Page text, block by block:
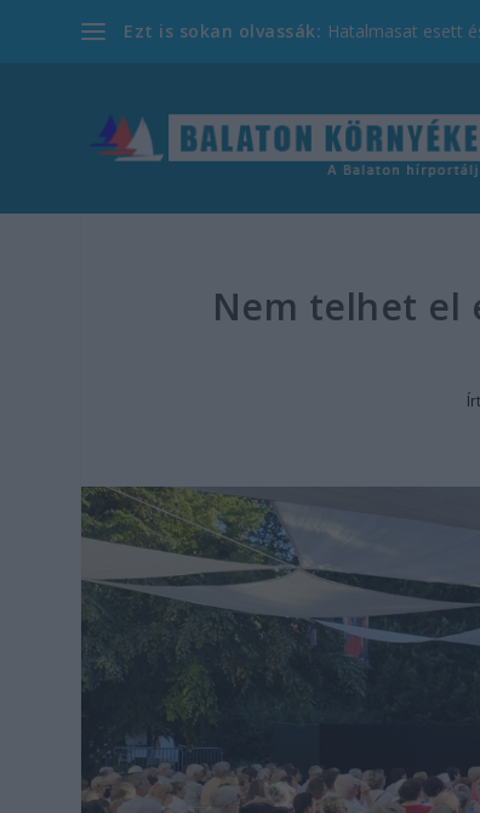
Ezt is sokan olvassák: Hatalmasat esett
Nem telhet el